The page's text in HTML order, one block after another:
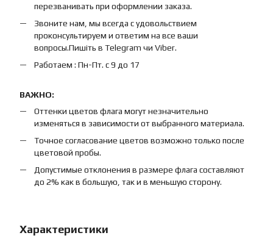
перезванивать при оформлении заказа.
Звоните нам, мы всегда с удовольствием
проконсультируем и ответим на все ваши
вопросы.Пишіть в Telegram чи Viber.
Работаем : Пн-Пт. с 9 до 17
ВАЖНО:
Оттенки цветов флага могут незначительно
изменяться в зависимости от выбранного материала.
Точное согласование цветов возможно только после
цветовой пробы.
Допустимые отклонения в размере флага составляют
до 2% как в большую, так и в меньшую сторону.
Характеристики